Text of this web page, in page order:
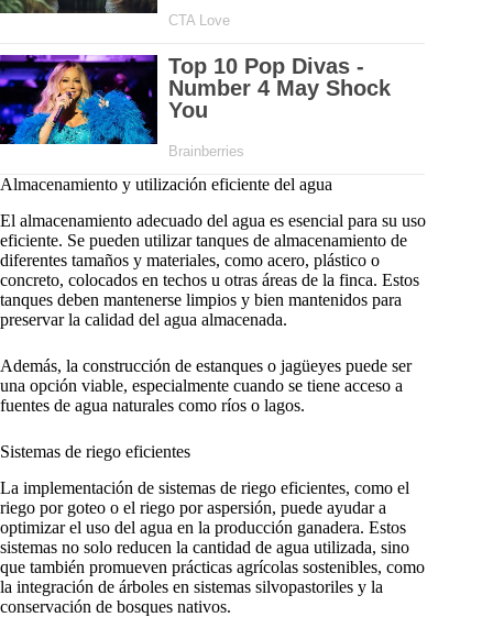
Almacenamiento y utilización eficiente del agua
El almacenamiento adecuado del agua es esencial para su uso
eficiente. Se pueden utilizar tanques de almacenamiento de
diferentes tamaños y materiales, como acero, plástico o
concreto, colocados en techos u otras áreas de la finca. Estos
tanques deben mantenerse limpios y bien mantenidos para
preservar la calidad del agua almacenada.
Además, la construcción de estanques o jagüeyes puede ser
una opción viable, especialmente cuando se tiene acceso a
fuentes de agua naturales como ríos o lagos.
Sistemas de riego eficientes
La implementación de sistemas de riego eficientes, como el
riego por goteo o el riego por aspersión, puede ayudar a
optimizar el uso del agua en la producción ganadera. Estos
sistemas no solo reducen la cantidad de agua utilizada, sino
que también promueven prácticas agrícolas sostenibles, como
la integración de árboles en sistemas silvopastoriles y la
conservación de bosques nativos.